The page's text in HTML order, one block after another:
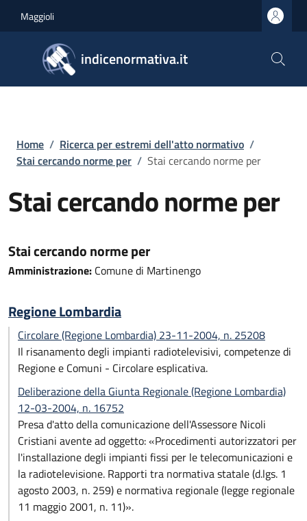
Maggioli
indicenormativa.it
Briciole di pane
Home / Ricerca per estremi dell'atto normativo /
Stai cercando norme per / Stai cercando norme per
Stai cercando norme per
Stai cercando norme per
Amministrazione: Comune di Martinengo
Regione Lombardia
Circolare (Regione Lombardia) 23-11-2004, n. 25208
Il risanamento degli impianti radiotelevisivi, competenze di
Regione e Comuni - Circolare esplicativa.
Deliberazione della Giunta Regionale (Regione Lombardia)
12-03-2004, n. 16752
Presa d'atto della comunicazione dell'Assessore Nicoli
Cristiani avente ad oggetto: «Procedimenti autorizzatori per
l'installazione degli impianti fissi per le telecomunicazioni e
la radiotelevisione. Rapporti tra normativa statale (d.lgs. 1
agosto 2003, n. 259) e normativa regionale (legge regionale
11 maggio 2001, n. 11)».